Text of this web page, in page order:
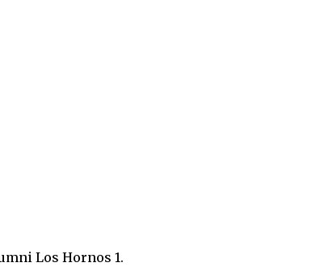
Los Hornos 1.